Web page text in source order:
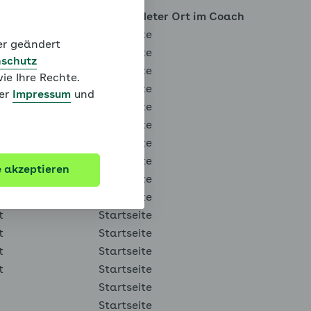
Verwendeter Ort im Coach
Startseite
Startseite
Startseite
Startseite
Startseite
Startseite
Startseite
Startseite
Startseite
Startseite
Startseite
Startseite
Startseite
Startseite
Startseite
Startseite
geändert
Ihre Rechte.
Impressum und
akzeptieren